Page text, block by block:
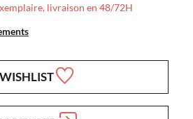
livraison en 48/72H
WISHLIST